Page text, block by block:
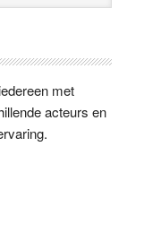
met
acteurs en